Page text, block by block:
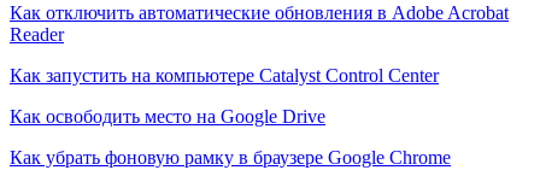
Как отключить автоматические обновления в Adobe Acrobat
Reader
Как запустить на компьютере Catalyst Control Center
Как освободить место на Google Drive
Как убрать фоновую рамку в браузере Google Chrome